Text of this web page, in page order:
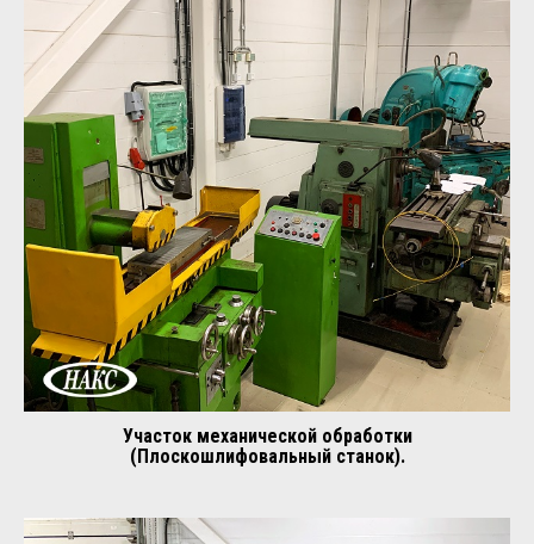
Участок механической обработки
(Плоскошлифовальный станок).